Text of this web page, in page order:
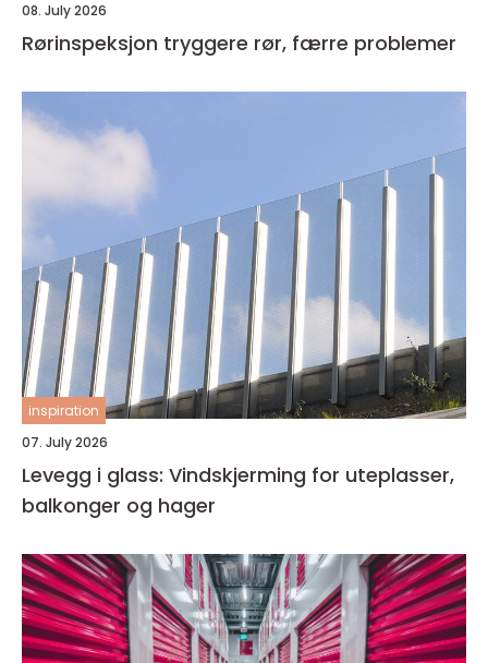
08. July 2026
Rørinspeksjon tryggere rør, færre problemer
inspiration
07. July 2026
Levegg i glass: Vindskjerming for uteplasser,
balkonger og hager